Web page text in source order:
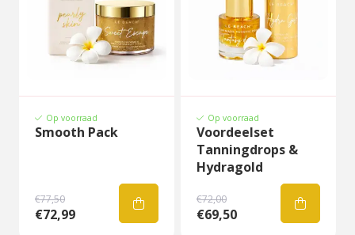
Op voorraad
Smooth Pack
€77,50
€72,99
Op voorraad
Voordeelset
Tanningdrops &
Hydragold
€72,00
€69,50